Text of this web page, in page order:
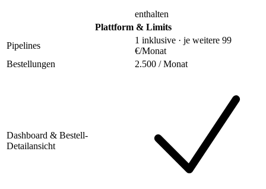
enthalten
Plattform & Limits
Pipelines
1 inklusive · je weitere 99
€/Monat
Bestellungen
2.500 / Monat
Dashboard & Bestell-
Detailansicht